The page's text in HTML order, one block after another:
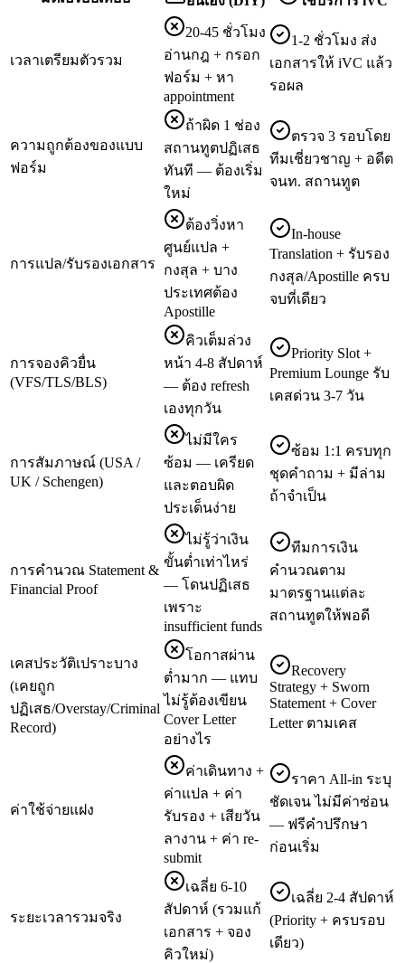
เวลาเตรียมตัวรวม
20-45 ชั่วโมง
อ่านกฎ + กรอก
ฟอร์ม + หา
appointment
1-2 ชั่วโมง ส่ง
เอกสารให้ iVC แล้ว
รอผล
ความถูกต้องของแบบ
ฟอร์ม
ถ้าผิด 1 ช่อง
สถานทูตปฏิเสธ
ทันที — ต้องเริ่ม
ใหม่
ตรวจ 3 รอบโดย
ทีมเชี่ยวชาญ + อดีต
จนท. สถานทูต
การแปล/รับรองเอกสาร
ต้องวิ่งหา
ศูนย์แปล +
กงสุล + บาง
ประเทศต้อง
Apostille
In-house
Translation + รับรอง
กงสุล/Apostille ครบ
จบที่เดียว
การจองคิวยื่น
(VFS/TLS/BLS)
คิวเต็มล่วง
หน้า 4-8 สัปดาห์
— ต้อง refresh
เองทุกวัน
Priority Slot +
Premium Lounge รับ
เคสด่วน 3-7 วัน
การสัมภาษณ์ (USA /
UK / Schengen)
ไม่มีใคร
ซ้อม — เครียด
และตอบผิด
ประเด็นง่าย
ซ้อม 1:1 ครบทุก
ชุดคำถาม + มีล่าม
ถ้าจำเป็น
การคำนวณ Statement &
Financial Proof
ไม่รู้ว่าเงิน
ขั้นต่ำเท่าไหร่
— โดนปฏิเสธ
เพราะ
insufficient funds
ทีมการเงิน
คำนวณตาม
มาตรฐานแต่ละ
สถานทูตให้พอดี
เคสประวัติเปราะบาง
(เคยถูก
ปฏิเสธ/Overstay/Criminal
Record)
โอกาสผ่าน
ต่ำมาก — แทบ
ไม่รู้ต้องเขียน
Cover Letter
อย่างไร
Recovery
Strategy + Sworn
Statement + Cover
Letter ตามเคส
ค่าใช้จ่ายแฝง
ค่าเดินทาง +
ค่าแปล + ค่า
รับรอง + เสียวัน
ลางาน + ค่า re-
submit
ราคา All-in ระบุ
ชัดเจน ไม่มีค่าซ่อน
— ฟรีคำปรึกษา
ก่อนเริ่ม
ระยะเวลารวมจริง
เฉลี่ย 6-10
สัปดาห์ (รวมแก้
เอกสาร + จอง
คิวใหม่)
เฉลี่ย 2-4 สัปดาห์
(Priority + ครบรอบ
เดียว)